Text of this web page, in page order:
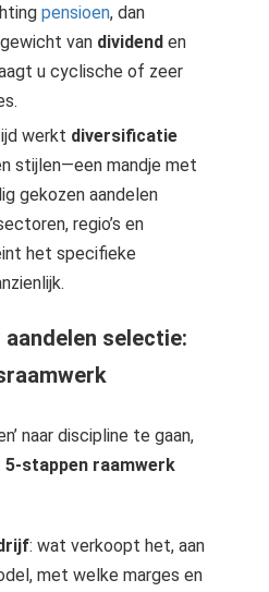
pensioen, dan
van dividend en
u cyclische of zeer
werkt diversificatie
stijlen—een mandje met
gekozen aandelen
regio’s en
het specifieke
selectie:
naar discipline te gaan,
5-stappen raamwerk
: wat verkoopt het, aan
met welke marges en